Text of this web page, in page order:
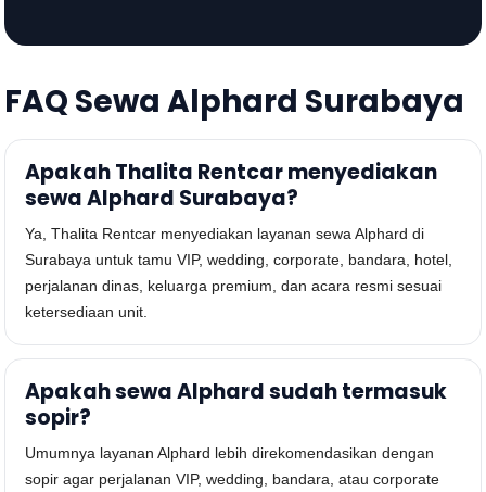
FAQ Sewa Alphard Surabaya
Apakah Thalita Rentcar menyediakan
sewa Alphard Surabaya?
Ya, Thalita Rentcar menyediakan layanan sewa Alphard di
Surabaya untuk tamu VIP, wedding, corporate, bandara, hotel,
perjalanan dinas, keluarga premium, dan acara resmi sesuai
ketersediaan unit.
Apakah sewa Alphard sudah termasuk
sopir?
Umumnya layanan Alphard lebih direkomendasikan dengan
sopir agar perjalanan VIP, wedding, bandara, atau corporate